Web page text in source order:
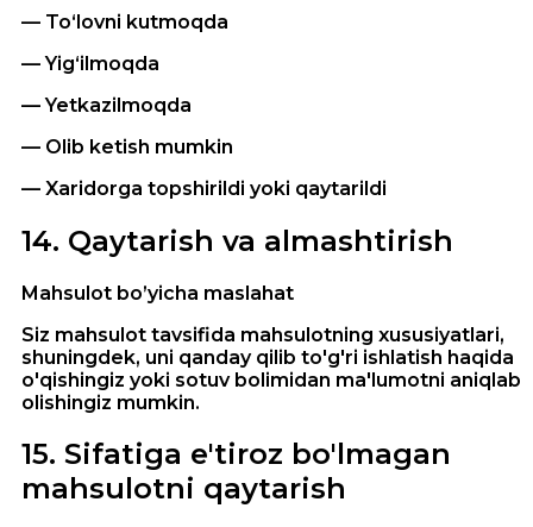
— To‘lovni kutmoqda
— Yig‘ilmoqda
— Yetkazilmoqda
— Olib ketish mumkin
— Xaridorga topshirildi yoki qaytarildi
14. Qaytarish va almashtirish
Mahsulot bo’yicha maslahat
Siz mahsulot tavsifida mahsulotning xususiyatlari,
shuningdek, uni qanday qilib to'g'ri ishlatish haqida
o'qishingiz yoki sotuv bolimidan ma'lumotni aniqlab
olishingiz mumkin.
15. Sifatiga e'tiroz bo'lmagan
mahsulotni qaytarish